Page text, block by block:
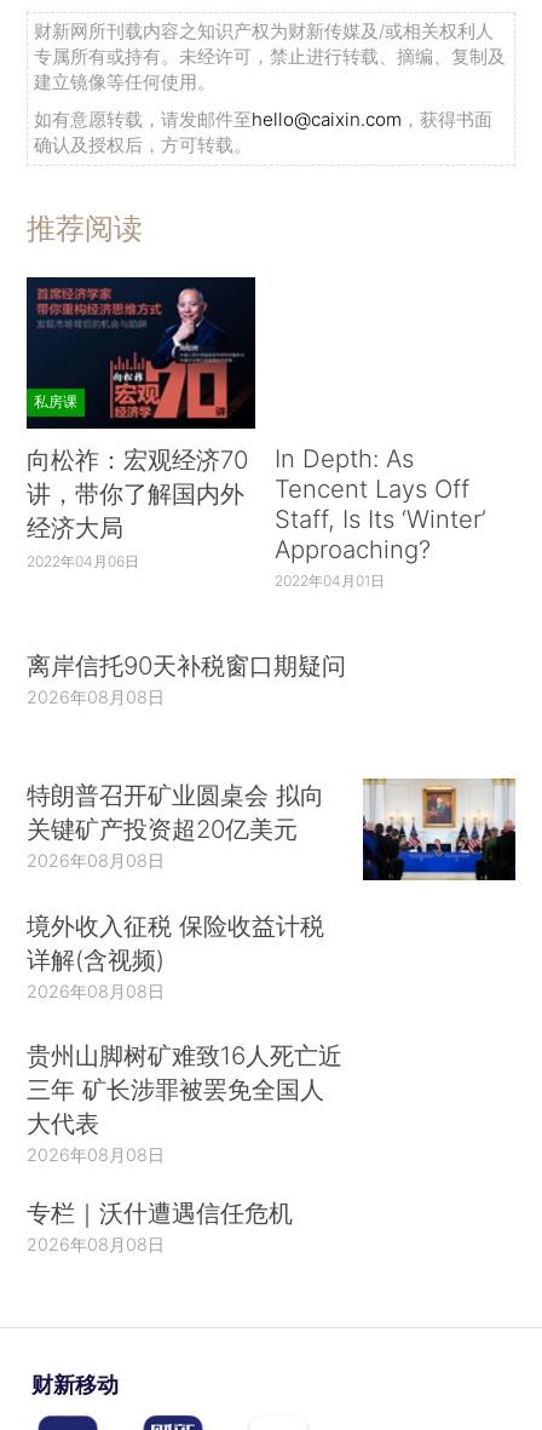
财新网所刊载内容之知识产权为财新传媒及/或相关权利人
专属所有或持有。未经许可，禁止进行转载、摘编、复制及
建立镜像等任何使用。
如有意愿转载，请发邮件至hello@caixin.com ，获得书面
确认及授权后，方可转载。
推荐阅读
私房课
向松祚：宏观经济70
讲，带你了解国内外
经济大局
2022年04月06日
In Depth: As
Tencent Lays Off
Staff, Is Its ‘Winter’
Approaching?
2022年04月01日
离岸信托90天补税窗口期疑问
2026年08月08日
特朗普召开矿业圆桌会 拟向
关键矿产投资超20亿美元
2026年08月08日
境外收入征税 保险收益计税
详解(含视频)
2026年08月08日
贵州山脚树矿难致16人死亡近
三年 矿长涉罪被罢免全国人
大代表
2026年08月08日
专栏｜沃什遭遇信任危机
2026年08月08日
财新移动